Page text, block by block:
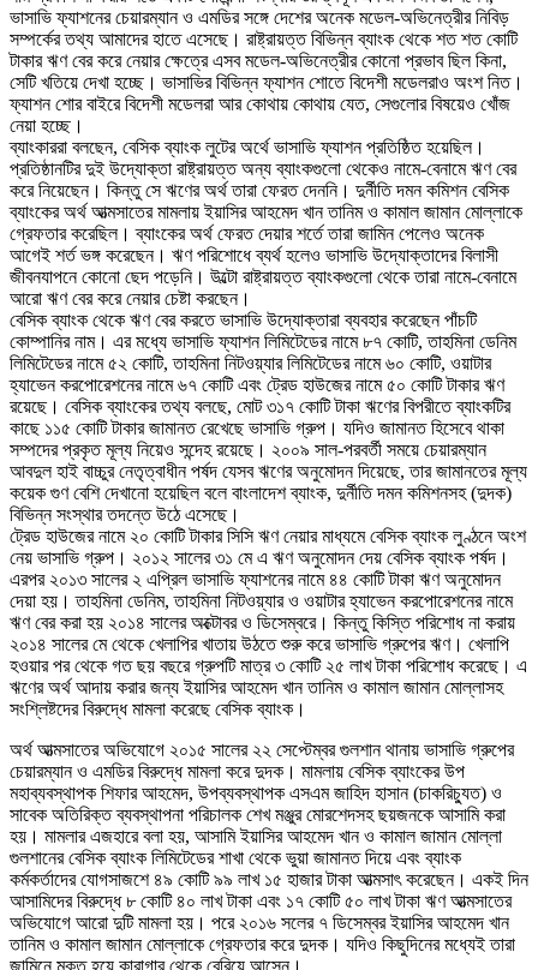
ভাসাভি ফ্যাশনের চেয়ারম্যান ও এমডির সঙ্গে দেশের অনেক মডেল-অভিনেত্রীর নিবিড়
সম্পর্কের তথ্য আমাদের হাতে এসেছে। রাষ্ট্রায়ত্ত বিভিন্ন ব্যাংক থেকে শত শত কোটি
টাকার ঋণ বের করে নেয়ার ক্ষেত্রে এসব মডেল-অভিনেত্রীর কোনো প্রভাব ছিল কিনা,
সেটি খতিয়ে দেখা হচ্ছে। ভাসাভির বিভিন্ন ফ্যাশন শোতে বিদেশী মডেলরাও অংশ নিত।
ফ্যাশন শোর বাইরে বিদেশী মডেলরা আর কোথায় কোথায় যেত, সেগুলোর বিষয়েও খোঁজ
নেয়া হচ্ছে।
ব্যাংকাররা বলছেন, বেসিক ব্যাংক লুটের অর্থে ভাসাভি ফ্যাশন প্রতিষ্ঠিত হয়েছিল।
প্রতিষ্ঠানটির দুই উদ্যোক্তা রাষ্ট্রায়ত্ত অন্য ব্যাংকগুলো থেকেও নামে-বেনামে ঋণ বের
করে নিয়েছেন। কিন্তু সে ঋণের অর্থ তারা ফেরত দেননি। দুর্নীতি দমন কমিশন বেসিক
ব্যাংকের অর্থ আত্মসাতের মামলায় ইয়াসির আহমেদ খান তানিম ও কামাল জামান মোল্লাকে
গ্রেফতার করেছিল। ব্যাংকের অর্থ ফেরত দেয়ার শর্তে তারা জামিন পেলেও অনেক
আগেই শর্ত ভঙ্গ করেছেন। ঋণ পরিশোধে ব্যর্থ হলেও ভাসাভি উদ্যোক্তাদের বিলাসী
জীবনযাপনে কোনো ছেদ পড়েনি। উল্টো রাষ্ট্রায়ত্ত ব্যাংকগুলো থেকে তারা নামে-বেনামে
আরো ঋণ বের করে নেয়ার চেষ্টা করছেন।
বেসিক ব্যাংক থেকে ঋণ বের করতে ভাসাভি উদ্যোক্তারা ব্যবহার করেছেন পাঁচটি
কোম্পানির নাম। এর মধ্যে ভাসাভি ফ্যাশন লিমিটেডের নামে ৮৭ কোটি, তাহমিনা ডেনিম
লিমিটেডের নামে ৫২ কোটি, তাহমিনা নিটওয়্যার লিমিটেডের নামে ৬০ কোটি, ওয়াটার
হ্যাভেন করপোরেশনের নামে ৬৭ কোটি এবং ট্রেড হাউজের নামে ৫০ কোটি টাকার ঋণ
রয়েছে। বেসিক ব্যাংকের তথ্য বলছে, মোট ৩১৭ কোটি টাকা ঋণের বিপরীতে ব্যাংকটির
কাছে ১১৫ কোটি টাকার জামানত রেখেছে ভাসাভি গ্রুপ। যদিও জামানত হিসেবে থাকা
সম্পদের প্রকৃত মূল্য নিয়েও সন্দেহ রয়েছে। ২০০৯ সাল-পরবর্তী সময়ে চেয়ারম্যান
আবদুল হাই বাচ্চুর নেতৃত্বাধীন পর্ষদ যেসব ঋণের অনুমোদন দিয়েছে, তার জামানতের মূল্য
কয়েক গুণ বেশি দেখানো হয়েছিল বলে বাংলাদেশ ব্যাংক, দুর্নীতি দমন কমিশনসহ (দুদক)
বিভিন্ন সংস্থার তদন্তে উঠে এসেছে।
ট্রেড হাউজের নামে ২০ কোটি টাকার সিসি ঋণ নেয়ার মাধ্যমে বেসিক ব্যাংক লুণ্ঠনে অংশ
নেয় ভাসাভি গ্রুপ। ২০১২ সালের ৩১ মে এ ঋণ অনুমোদন দেয় বেসিক ব্যাংক পর্ষদ।
এরপর ২০১৩ সালের ২ এপ্রিল ভাসাভি ফ্যাশনের নামে ৪৪ কোটি টাকা ঋণ অনুমোদন
দেয়া হয়। তাহমিনা ডেনিম, তাহমিনা নিটওয়্যার ও ওয়াটার হ্যাভেন করপোরেশনের নামে
ঋণ বের করা হয় ২০১৪ সালের অক্টোবর ও ডিসেম্বরে। কিন্তু কিস্তি পরিশোধ না করায়
২০১৪ সালের মে থেকে খেলাপির খাতায় উঠতে শুরু করে ভাসাভি গ্রুপের ঋণ। খেলাপি
হওয়ার পর থেকে গত ছয় বছরে গ্রুপটি মাত্র ৩ কোটি ২৫ লাখ টাকা পরিশোধ করেছে। এ
ঋণের অর্থ আদায় করার জন্য ইয়াসির আহমেদ খান তানিম ও কামাল জামান মোল্লাসহ
সংশ্লিষ্টদের বিরুদ্ধে মামলা করেছে বেসিক ব্যাংক।
অর্থ আত্মসাতের অভিযোগে ২০১৫ সালের ২২ সেপ্টেম্বর গুলশান থানায় ভাসাভি গ্রুপের
চেয়ারম্যান ও এমডির বিরুদ্ধে মামলা করে দুদক। মামলায় বেসিক ব্যাংকের উপ
মহাব্যবস্থাপক শিফার আহমেদ, উপব্যবস্থাপক এসএম জাহিদ হাসান (চাকরিচ্যুত) ও
সাবেক অতিরিক্ত ব্যবস্থাপনা পরিচালক শেখ মঞ্জুর মোরশেদসহ ছয়জনকে আসামি করা
হয়। মামলার এজহারে বলা হয়, আসামি ইয়াসির আহমেদ খান ও কামাল জামান মোল্লা
গুলশানের বেসিক ব্যাংক লিমিটেডের শাখা থেকে ভুয়া জামানত দিয়ে এবং ব্যাংক
কর্মকর্তাদের যোগসাজশে ৪৯ কোটি ৯৯ লাখ ১৫ হাজার টাকা আত্মসাৎ করেছেন। একই দিন
আসামিদের বিরুদ্ধে ৮ কোটি ৪০ লাখ টাকা এবং ১৭ কোটি ৫০ লাখ টাকা ঋণ আত্মসাতের
অভিযোগে আরো দুটি মামলা হয়। পরে ২০১৬ সলের ৭ ডিসেম্বর ইয়াসির আহমেদ খান
তানিম ও কামাল জামান মোল্লাকে গ্রেফতার করে দুদক। যদিও কিছুদিনের মধ্যেই তারা
জামিনে মুক্ত হয়ে কারাগার থেকে বেরিয়ে আসেন।